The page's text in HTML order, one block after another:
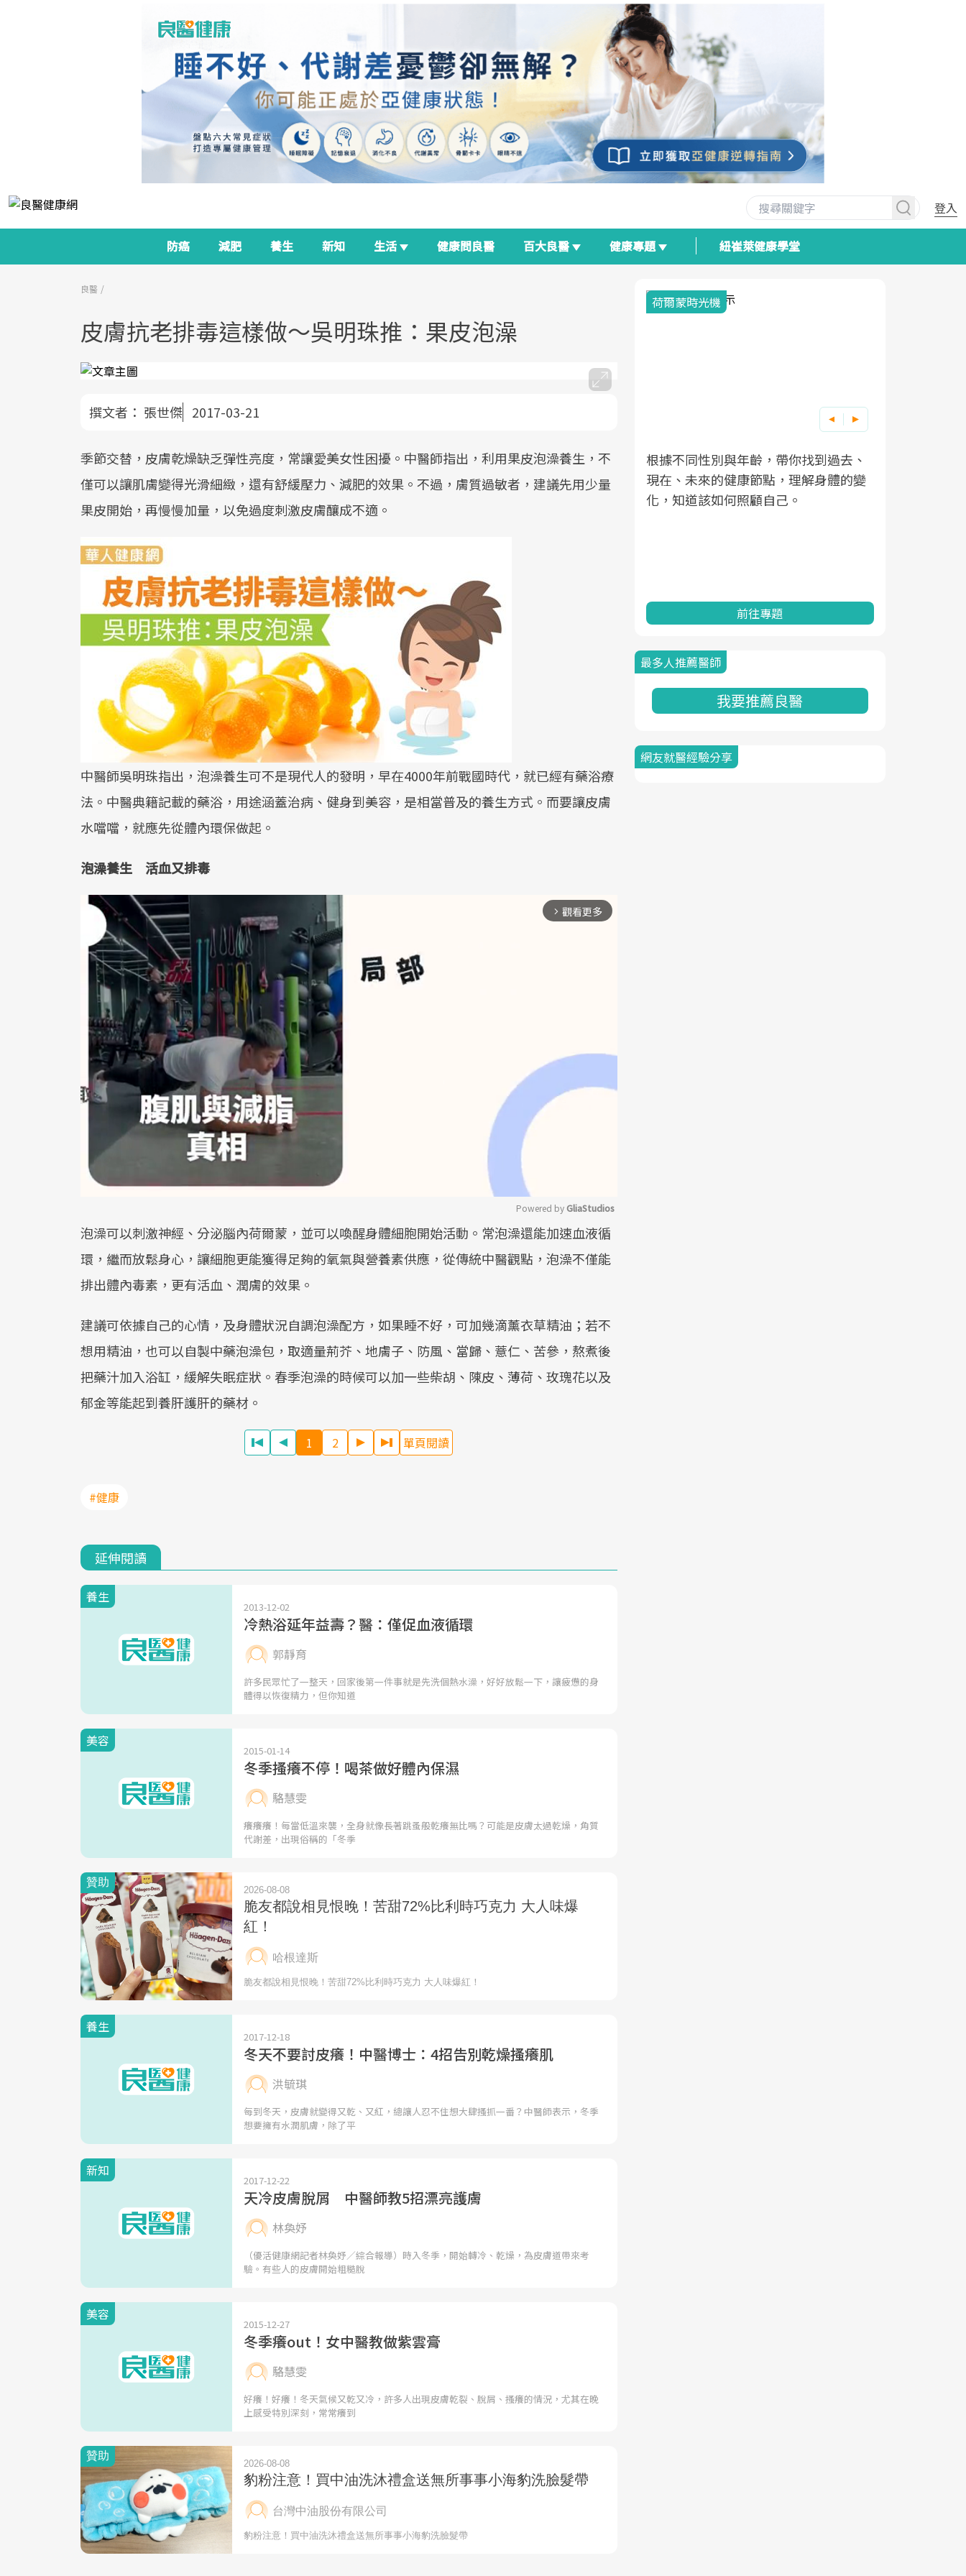
登入
防癌 減肥 養生 新知 生活 健康問良醫 百大良醫 健康專題 紐崔萊健康學堂
良醫
皮膚抗老排毒這樣做〜吳明珠推：果皮泡澡
撰文者： 張世傑 2017-03-21
季節交替，皮膚乾燥缺乏彈性亮度，常讓愛美女性困擾。中醫師指出，利用果皮泡澡養生，不
僅可以讓肌膚變得光滑細緻，還有舒緩壓力、減肥的效果。不過，膚質過敏者，建議先用少量
果皮開始，再慢慢加量，以免過度刺激皮膚釀成不適。
中醫師吳明珠指出，泡澡養生可不是現代人的發明，早在4000年前戰國時代，就已經有藥浴療
法。中醫典籍記載的藥浴，用途涵蓋治病、健身到美容，是相當普及的養生方式。而要讓皮膚
水噹噹，就應先從體內環保做起。
泡澡養生 活血又排毒
arrow_forward_ios 觀看更多
Mute
Powered by GliaStudios
泡澡可以刺激神經、分泌腦內荷爾蒙，並可以喚醒身體細胞開始活動。常泡澡還能加速血液循
環，繼而放鬆身心，讓細胞更能獲得足夠的氧氣與營養素供應，從傳統中醫觀點，泡澡不僅能
排出體內毒素，更有活血、潤膚的效果。
建議可依據自己的心情，及身體狀況自調泡澡配方，如果睡不好，可加幾滴薰衣草精油；若不
想用精油，也可以自製中藥泡澡包，取適量荊芥、地膚子、防風、當歸、薏仁、苦參，熬煮後
把藥汁加入浴缸，緩解失眠症狀。春季泡澡的時候可以加一些柴胡、陳皮、薄荷、玫瑰花以及
郁金等能起到養肝護肝的藥材。
1 2 單頁閱讀
#健康
延伸閱讀
養生
2013-12-02
冷熱浴延年益壽？醫：僅促血液循環
郭靜育
許多民眾忙了一整天，回家後第一件事就是先洗個熱水澡，好好放鬆一下，讓疲憊的身
體得以恢復精力，但你知道
美容
2015-01-14
冬季搔癢不停！喝茶做好體內保濕
駱慧雯
癢癢癢！每當低溫來襲，全身就像長著跳蚤般乾癢無比嗎？可能是皮膚太過乾燥，角質
代謝差，出現俗稱的「冬季
養生
2017-12-18
冬天不要討皮癢！中醫博士：4招告別乾燥搔癢肌
洪毓琪
每到冬天，皮膚就變得又乾、又紅，總讓人忍不住想大肆搔抓一番？中醫師表示，冬季
想要擁有水潤肌膚，除了平
新知
2017-12-22
天冷皮膚脫屑 中醫師教5招漂亮護膚
林奐妤
（優活健康網記者林奐妤／綜合報導）時入冬季，開始轉冷、乾燥，為皮膚道帶來考
驗。有些人的皮膚開始粗糙脫
美容
2015-12-27
冬季癢out！女中醫教做紫雲膏
駱慧雯
好癢！好癢！冬天氣候又乾又冷，許多人出現皮膚乾裂、脫屑、搔癢的情況，尤其在晚
上感受特別深刻，常常癢到
面對超高齡社會的浪潮，台灣正在快速
邁向「健康照護」的新時代。隨著國家
狀況、啟動健康管理的重要起點。
前往專題
2025年，就到良醫生活祭體驗「一站式
健康新生活」，從講座、體驗到運動，
前往專題
良醫健康網從「換季的身體變化」出
發，透過醫學觀點與日常感受的對話，
前往專題
荷爾蒙時光機
根據不同性別與年齡，帶你找到過去、
現在、未來的健康節點，理解身體的變
化，知道該如何照顧自己。
前往專題
最多人推薦醫師
我要推薦良醫
網友就醫經驗分享